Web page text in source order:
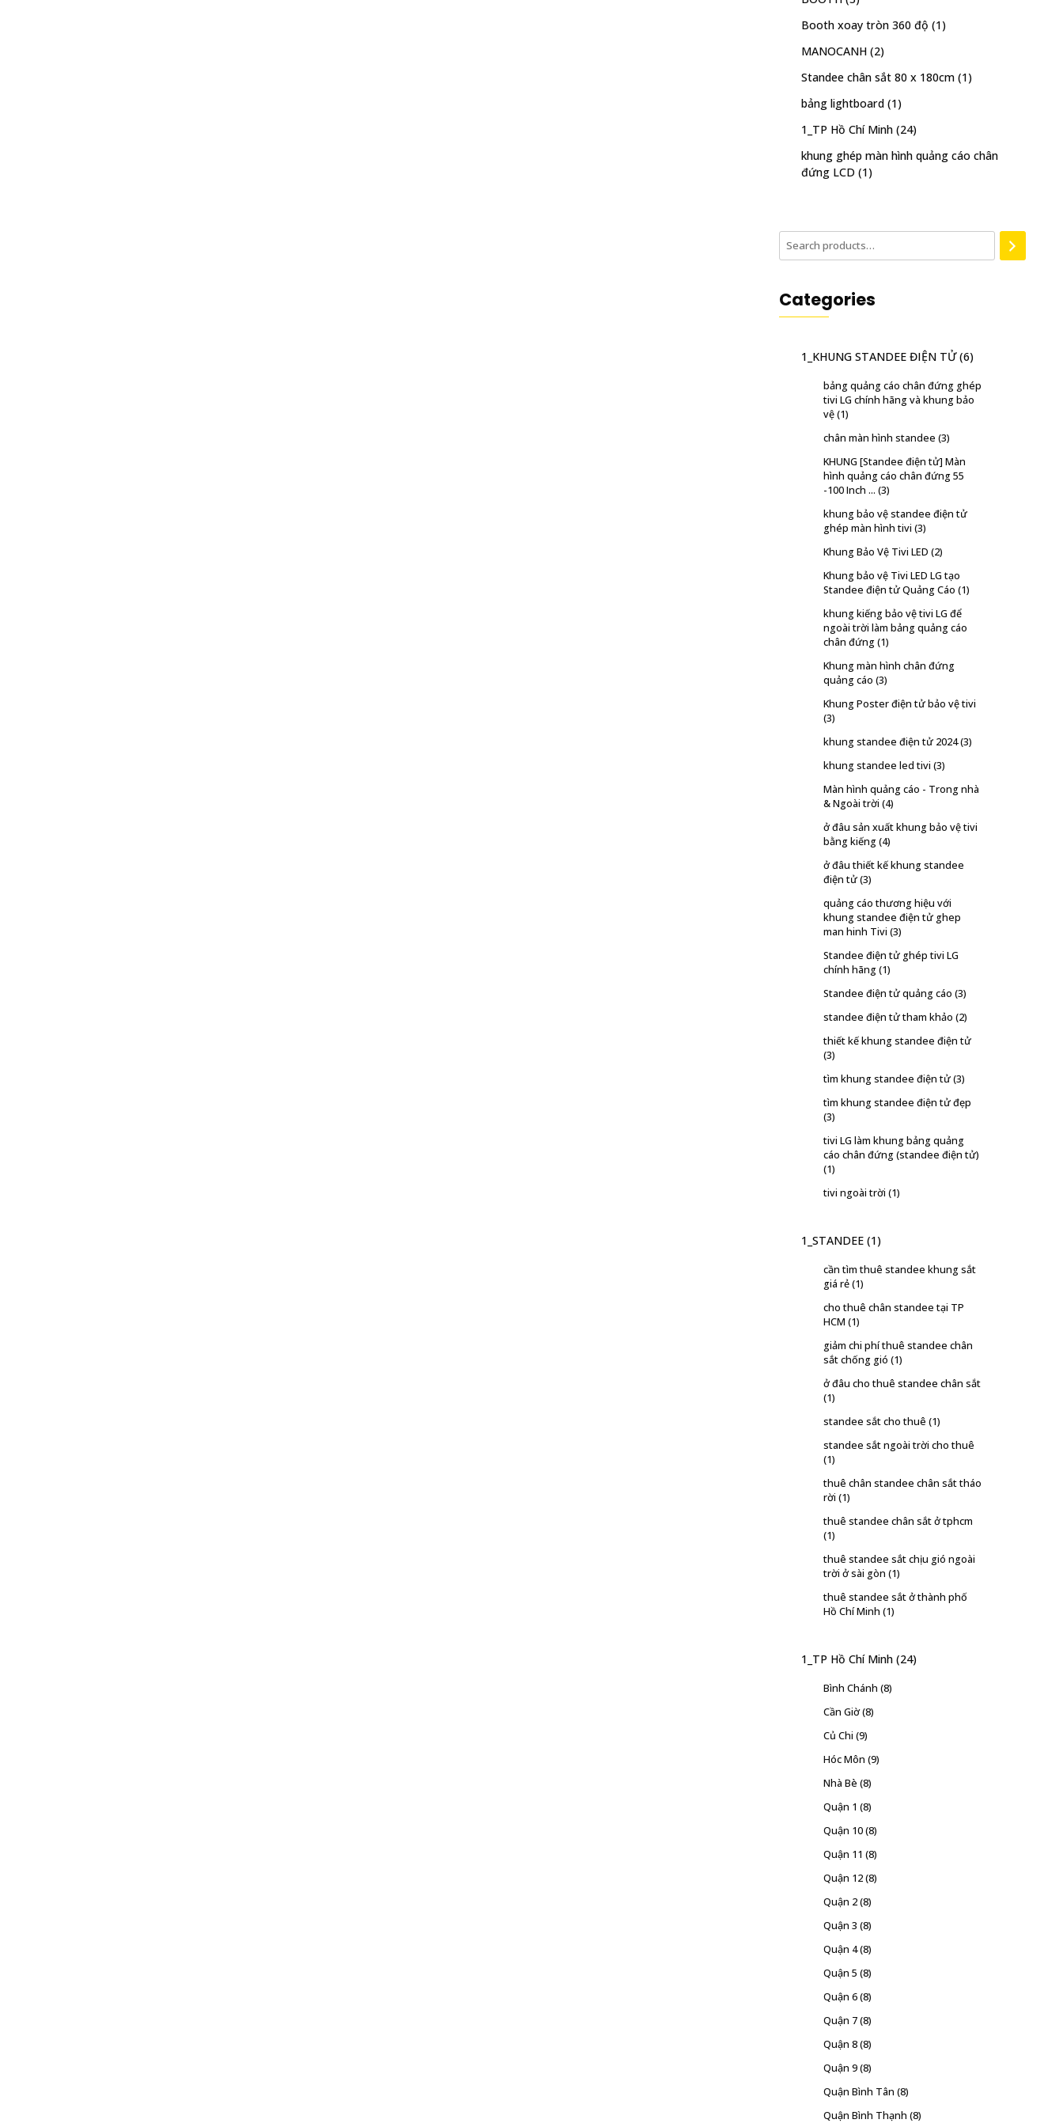
Booth xoay tròn 360 độ (1)
MANOCANH (2)
Standee chân sắt 80 x 180cm (1)
bảng lightboard (1)
1_TP Hồ Chí Minh (24)
khung ghép màn hình quảng cáo chân
đứng LCD (1)
Categories
1_KHUNG STANDEE ĐIỆN TỬ (6)
bảng quảng cáo chân đứng ghép
tivi LG chính hãng và khung bảo
vệ(1)
chân màn hình standee (3)
KHUNG [Standee điện tử] Màn
hình quảng cáo chân đứng 55
-100 Inch ... (3)
khung bảo vệ standee điện tử
ghép màn hình tivi (3)
Khung Bảo Vệ Tivi LED (2)
Khung bảo vệ Tivi LED LG tạo
Standee điện tử Quảng Cáo (1)
khung kiếng bảo vệ tivi LG để
ngoài trời làm bảng quảng cáo
chân đứng(1)
Khung màn hình chân đứng
quảng cáo (3)
Khung Poster điện tử bảo vệ tivi
(3)
khung standee điện tử 2024(3)
khung standee led tivi (3)
Màn hình quảng cáo - Trong nhà
& Ngoài trời (4)
ở đâu sản xuất khung bảo vệ tivi
bằng kiếng(4)
ở đâu thiết kế khung standee
điện tử(3)
quảng cáo thương hiệu với
khung standee điện tử ghep
man hinh Tivi (3)
Standee điện tử ghép tivi LG
chính hãng(1)
Standee điện tử quảng cáo (3)
standee điện tử tham khảo (2)
thiết kế khung standee điện tử
(3)
tìm khung standee điện tử(3)
tìm khung standee điện tử đẹp
(3)
tivi LG làm khung bảng quảng
cáo chân đứng (standee điện tử)
(1)
tivi ngoài trời (1)
1_STANDEE (1)
cần tìm thuê standee khung sắt
giá rẻ(1)
cho thuê chân standee tại TP
HCM (1)
giảm chi phí thuê standee chân
sắt chống gió (1)
ở đâu cho thuê standee chân sắt
(1)
standee sắt cho thuê (1)
standee sắt ngoài trời cho thuê
(1)
thuê chân standee chân sắt tháo
rời (1)
thuê standee chân sắt ở tphcm
(1)
thuê standee sắt chịu gió ngoài
trời ở sài gòn (1)
thuê standee sắt ở thành phố
Hồ Chí Minh (1)
1_TP Hồ Chí Minh (24)
Bình Chánh (8)
Cần Giờ(8)
Củ Chi (9)
Hóc Môn (9)
Nhà Bè (8)
Quận 1 (8)
Quận 10(8)
Quận 11 (8)
Quận 12(8)
Quận 2(8)
Quận 3 (8)
Quận 4(8)
Quận 5 (8)
Quận 6(8)
Quận 7(8)
Quận 8(8)
Quận 9(8)
Quận Bình Tân (8)
Quận Bình Thạnh (8)